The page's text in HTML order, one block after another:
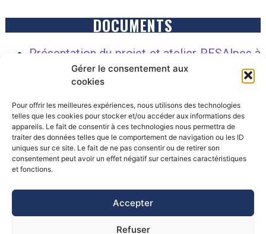
Gérer le consentement aux
cookies
Pour offrir les meilleures expériences, nous utilisons des technologies
telles que les cookies pour stocker et/ou accéder aux informations des
appareils. Le fait de consentir à ces technologies nous permettra de
traiter des données telles que le comportement de navigation ou les ID
uniques sur ce site. Le fait de ne pas consentir ou de retirer son
consentement peut avoir un effet négatif sur certaines caractéristiques
et fonctions.
Accepter
Refuser
DOCUMENTS
Présentation du projet et atelier RESAlpes à
la journée annuelle GIRN-SDA 2023
Plan de financement du PARN pour le projet
RESAlpes
©Pôle Alpin d’études et de recherche pour la prévention des